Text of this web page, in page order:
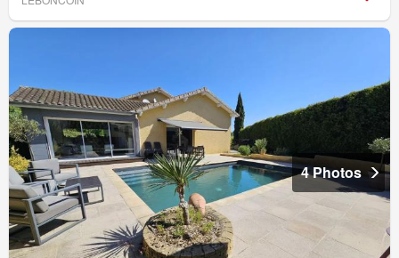
4 Photos